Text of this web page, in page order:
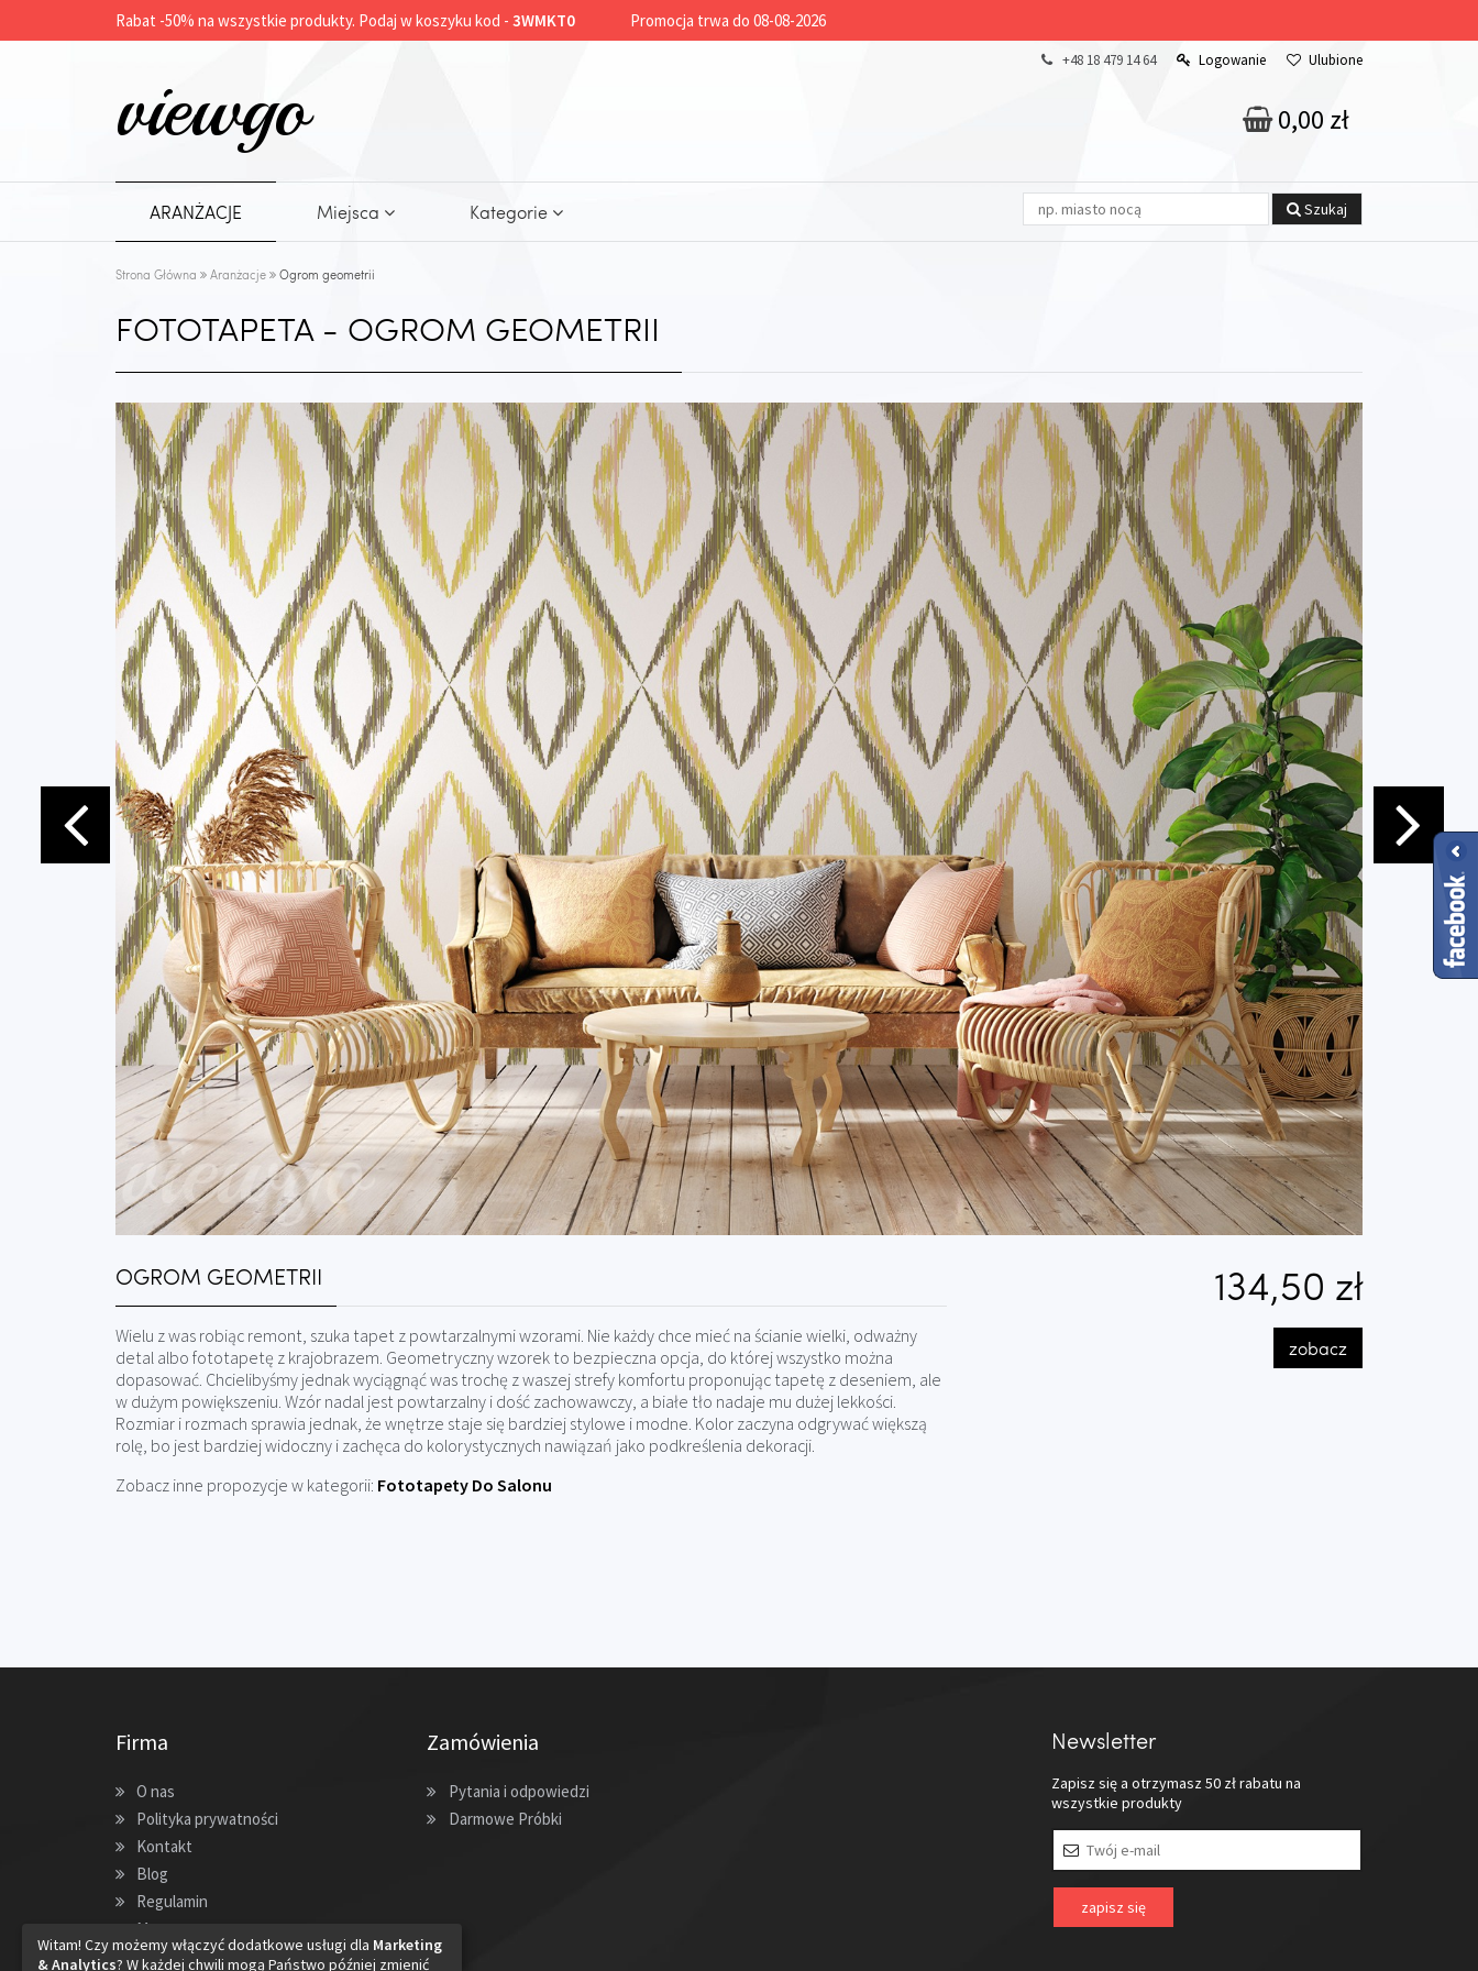
Rabat -50% na wszystkie produkty. Podaj w koszyku kod - 3WMKT0 Promocja trwa do 08-08-2026
+48 18 479 14 64 Logowanie Ulubione
viewgo 0,00 zł
Szukaj
ARANŻACJE Miejsca Kategorie
Strona Główna Aranżacje Ogrom geometrii
FOTOTAPETA - OGROM GEOMETRII
OGROM GEOMETRII
Wielu z was robiąc remont, szuka tapet z powtarzalnymi wzorami. Nie każdy chce mieć na ścianie wielki, odważny
detal albo fototapetę z krajobrazem. Geometryczny wzorek to bezpieczna opcja, do której wszystko można
dopasować. Chcielibyśmy jednak wyciągnąć was trochę z waszej strefy komfortu proponując tapetę z deseniem, ale
w dużym powiększeniu. Wzór nadal jest powtarzalny i dość zachowawczy, a białe tło nadaje mu dużej lekkości.
Rozmiar i rozmach sprawia jednak, że wnętrze staje się bardziej stylowe i modne. Kolor zaczyna odgrywać większą
rolę, bo jest bardziej widoczny i zachęca do kolorystycznych nawiązań jako podkreślenia dekoracji.
Zobacz inne propozycje w kategorii: Fototapety Do Salonu
134,50 zł
zobacz
Firma
O nas
Polityka prywatności
Kontakt
Blog
Regulamin
Mapa strony
Zamówienia
Pytania i odpowiedzi
Darmowe Próbki
Newsletter
Zapisz się a otrzymasz50 złrabatu na
wszystkie produkty
Witam! Czy możemy włączyć dodatkowe usługi dla Marketing
& Analytics? W każdej chwili mogą Państwo później zmienić